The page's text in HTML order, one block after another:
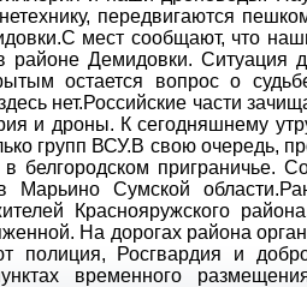
передвигаются
мест сообщают, что
районе Демидовки.
остается вопрос о
нет.Российские части
и дроны. К сегодняшнему
групп ВСУ.В свою очередь,
белгородском приграничье.
Сумской
Краснояружского
На дорогах района
полиция, Росгвардия и
временного